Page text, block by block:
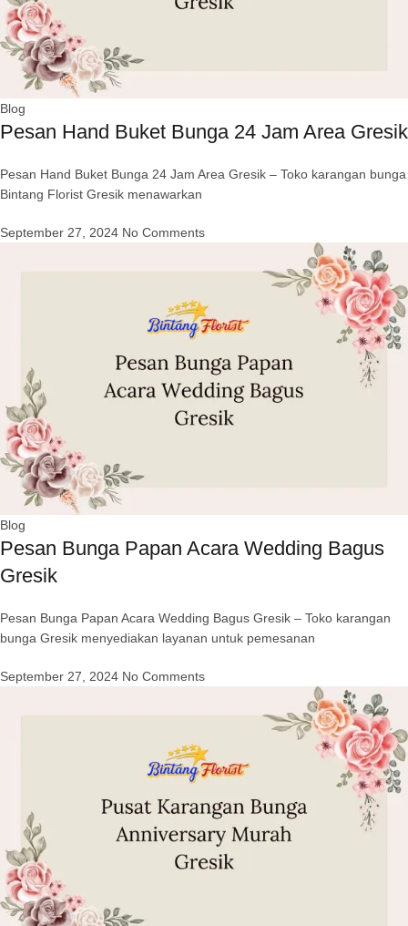
Blog
Pesan Hand Buket Bunga 24 Jam Area Gresik
Pesan Hand Buket Bunga 24 Jam Area Gresik – Toko karangan bunga
Bintang Florist Gresik menawarkan
September 27, 2024 No Comments
Blog
Pesan Bunga Papan Acara Wedding Bagus
Gresik
Pesan Bunga Papan Acara Wedding Bagus Gresik – Toko karangan
bunga Gresik menyediakan layanan untuk pemesanan
September 27, 2024 No Comments